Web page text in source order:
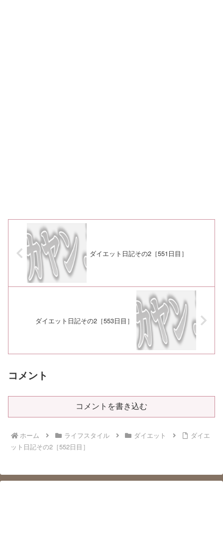
ダイエット日記その2［551日目］
ダイエット日記その2［553日目］
コメント
コメントを書き込む
ホーム ライフスタイル ダイエット
ダイエ
ット日記その2［552日目］